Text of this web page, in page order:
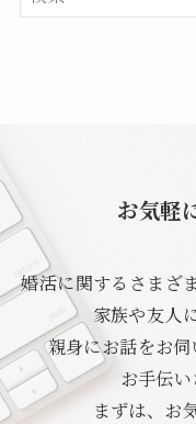
お気軽
婚活に関するさまざ
家族や友人
親身にお話をお
お手伝い
まずは、お